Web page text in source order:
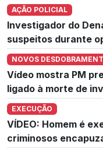
AÇÃO POLICIAL
Investigador do
suspeitos durante
NOVOS
Vídeo mostra PM
ligado à morte de
EXECUÇÃO
VÍDEO: Homem é
criminosos